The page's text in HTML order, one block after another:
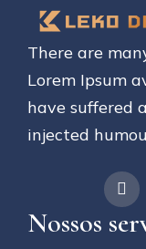
There are
Lorem Ipsum
have suffered
injected humou
Nossos